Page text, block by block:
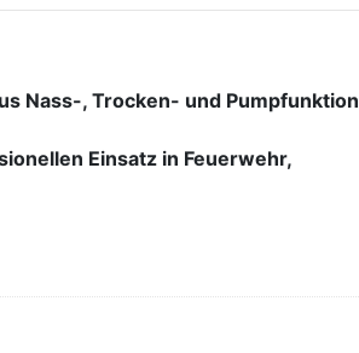
Nass-, Trocken- und Pumpfunktion
Einsatz in Feuerwehr,